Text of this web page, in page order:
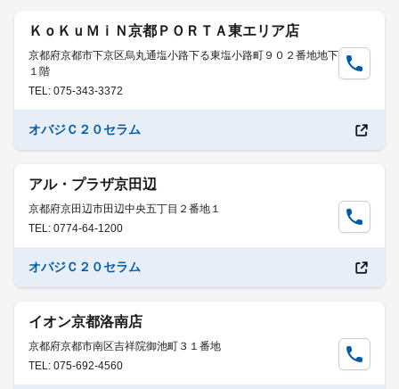
ＫｏＫｕＭｉＮ京都ＰＯＲＴＡ東エリア店
京都府京都市下京区烏丸通塩小路下る東塩小路町９０２番地地下
１階
TEL: 075-343-3372
オバジＣ２０セラム
アル・プラザ京田辺
京都府京田辺市田辺中央五丁目２番地１
TEL: 0774-64-1200
オバジＣ２０セラム
イオン京都洛南店
京都府京都市南区吉祥院御池町３１番地
TEL: 075-692-4560